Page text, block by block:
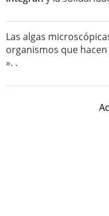
Las algas
organismos que
». .